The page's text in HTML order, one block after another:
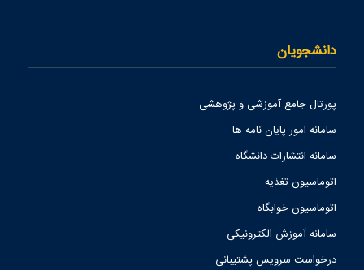
دانشجویان
پورتال جامع آموزشی و پژوهشی
سامانه امور پایان نامه ها
سامانه انتشارات دانشگاه
اتوماسیون تغذیه
اتوماسیون خوابگاه
سامانه آموزش الکترونیکی
درخواست سرویس پشتیبانی